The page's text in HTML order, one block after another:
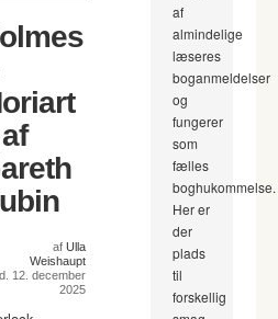
af Ulla
Weishaupt
d. 12. december
2025
af
almindelige
læseres
boganmeldelser
og
fungerer
som
fælles
boghukommelse.
Her er
der
plads
til
forskellig